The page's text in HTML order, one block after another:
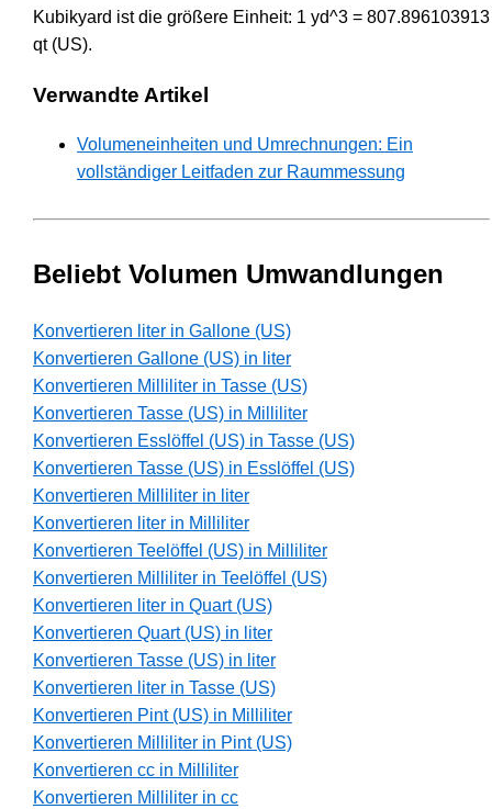
Kubikyard ist die größere Einheit: 1 yd^3 = 807.896103913
qt (US).
Verwandte Artikel
Volumeneinheiten und Umrechnungen: Ein
vollständiger Leitfaden zur Raummessung
Beliebt Volumen Umwandlungen
Konvertieren liter in Gallone (US)
Konvertieren Gallone (US) in liter
Konvertieren Milliliter in Tasse (US)
Konvertieren Tasse (US) in Milliliter
Konvertieren Esslöffel (US) in Tasse (US)
Konvertieren Tasse (US) in Esslöffel (US)
Konvertieren Milliliter in liter
Konvertieren liter in Milliliter
Konvertieren Teelöffel (US) in Milliliter
Konvertieren Milliliter in Teelöffel (US)
Konvertieren liter in Quart (US)
Konvertieren Quart (US) in liter
Konvertieren Tasse (US) in liter
Konvertieren liter in Tasse (US)
Konvertieren Pint (US) in Milliliter
Konvertieren Milliliter in Pint (US)
Konvertieren cc in Milliliter
Konvertieren Milliliter in cc